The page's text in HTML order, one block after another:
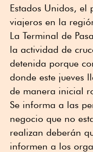
Estados Unidos, el
viajeros en la
La Terminal de
la actividad de
detenida porque
donde este jueves
de manera inicial
Se informa a las
negocio que no
realizan deberán
informen a los